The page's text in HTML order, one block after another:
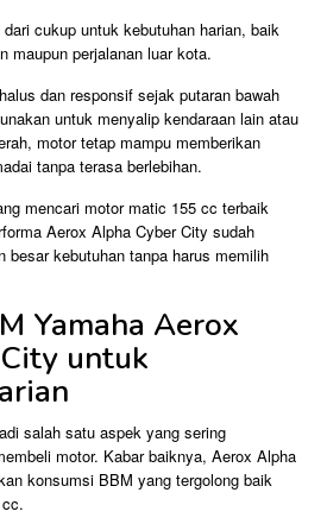
cukup untuk kebutuhan harian, baik
maupun perjalanan luar kota.
dan responsif sejak putaran bawah
untuk menyalip kendaraan lain atau
motor tetap mampu memberikan
tanpa terasa berlebihan.
mencari motor matic 155 cc terbaik
Aerox Alpha Cyber City sudah
besar kebutuhan tanpa harus memilih
Yamaha Aerox
untuk
salah satu aspek yang sering
motor. Kabar baiknya, Aerox Alpha
konsumsi BBM yang tergolong baik